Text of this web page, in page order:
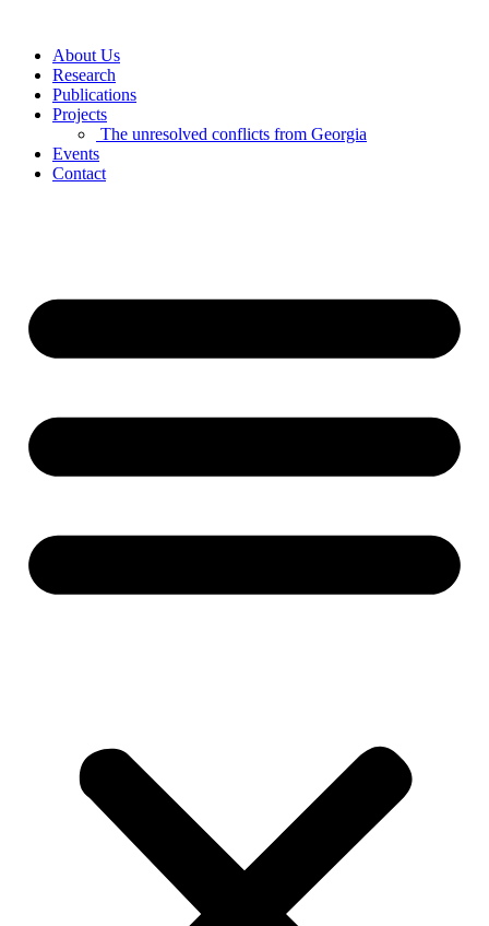
contentAbout Us
Research
Publications
Projects
The unresolved conflicts from Georgia
Events
Contact